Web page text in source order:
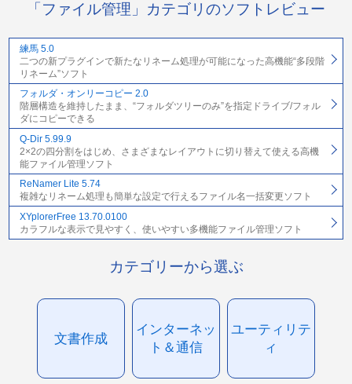
「ファイル管理」カテゴリのソフトレビュー
練馬 5.0
二つの新プラグインで新たなリネーム処理が可能になった高機能“多段階
リネーム”ソフト
フォルダ・オンリーコピー 2.0
階層構造を維持したまま、“フォルダツリーのみ”を指定ドライブ/フォル
ダにコピーできる
Q-Dir 5.99.9
2×2の四分割をはじめ、さまざまなレイアウトに切り替えて使える高機
能ファイル管理ソフト
ReNamer Lite 5.74
複雑なリネーム処理も簡単な設定で行えるファイル名一括変更ソフト
XYplorerFree 13.70.0100
カラフルな表示で見やすく、使いやすい多機能ファイル管理ソフト
カテゴリーから選ぶ
文書作成
インターネッ
ト＆通信
ユーティリテ
ィ